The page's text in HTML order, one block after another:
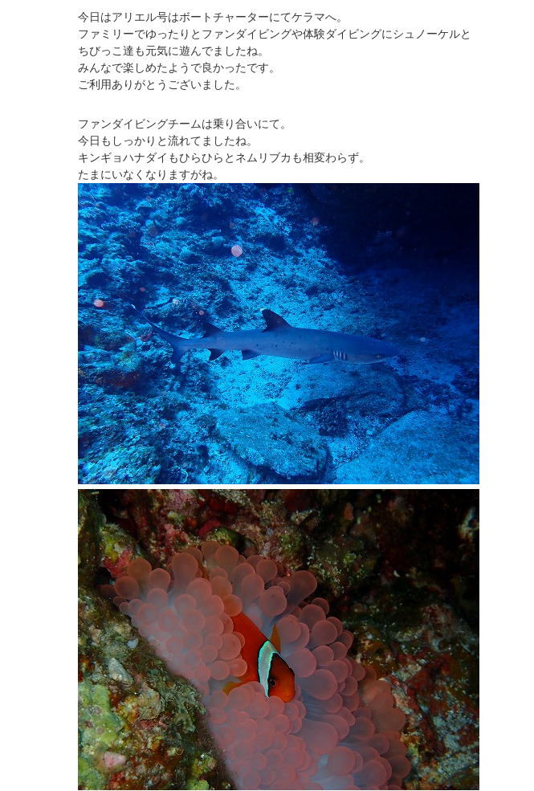
今日はアリエル号はボートチャーターにてケラマへ。
ファミリーでゆったりとファンダイビングや体験ダイビングにシュノーケルと
ちびっこ達も元気に遊んでましたね。
みんなで楽しめたようで良かったです。
ご利用ありがとうございました。
ファンダイビングチームは乗り合いにて。
今日もしっかりと流れてましたね。
キンギョハナダイもひらひらとネムリブカも相変わらず。
たまにいなくなりますがね。